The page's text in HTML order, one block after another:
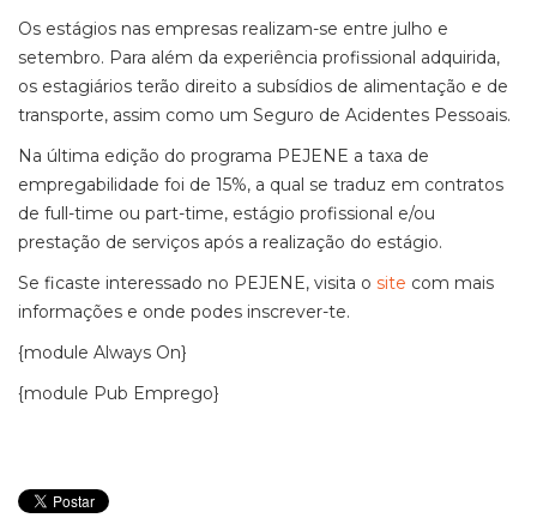
Os estágios nas empresas realizam-se entre julho e
setembro. Para além da experiência profissional adquirida,
os estagiários terão direito a subsídios de alimentação e de
transporte, assim como um Seguro de Acidentes Pessoais.
Na última edição do programa PEJENE a taxa de
empregabilidade foi de 15%, a qual se traduz em contratos
de full-time ou part-time, estágio profissional e/ou
prestação de serviços após a realização do estágio.
Se ficaste interessado no PEJENE, visita o site com mais
informações e onde podes inscrever-te.
{module Always On}
{module Pub Emprego}